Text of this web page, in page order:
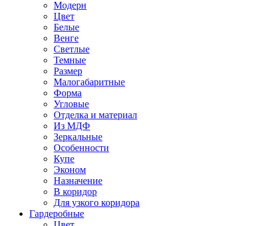
Модерн
Цвет
Белые
Венге
Светлые
Темные
Размер
Малогабаритные
Форма
Угловые
Отделка и материал
Из МДФ
Зеркальные
Особенности
Купе
Эконом
Назначение
В коридор
Для узкого коридора
Гардеробные